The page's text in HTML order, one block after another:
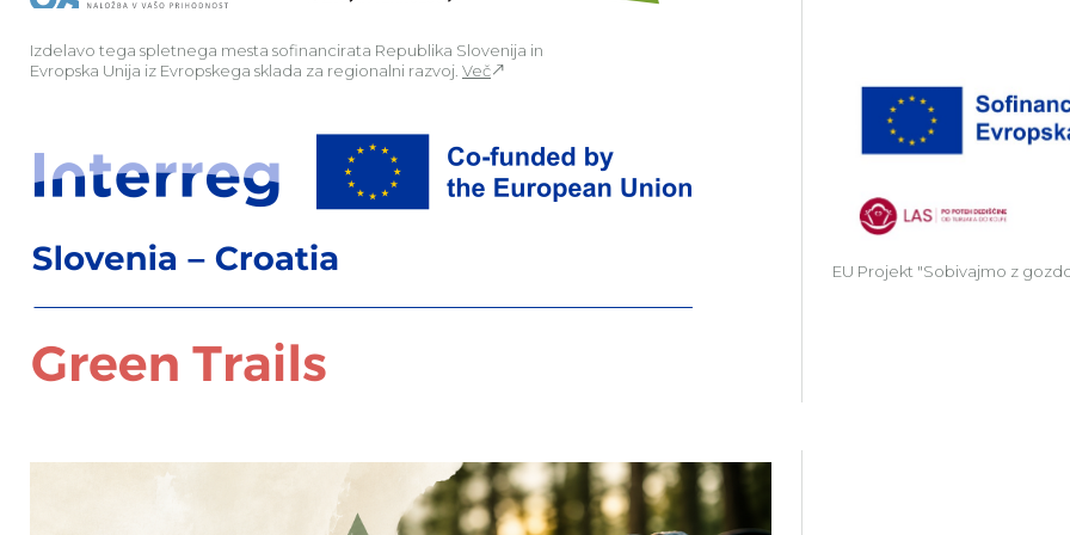
Izdelavo tega spletnega mesta sofinancirata Republika Slovenija in
Evropska Unija iz Evropskega sklada za regionalni razvoj. Več
Zavod Kočevsko partner v projektu
EU Projekt "Sobivajmo z